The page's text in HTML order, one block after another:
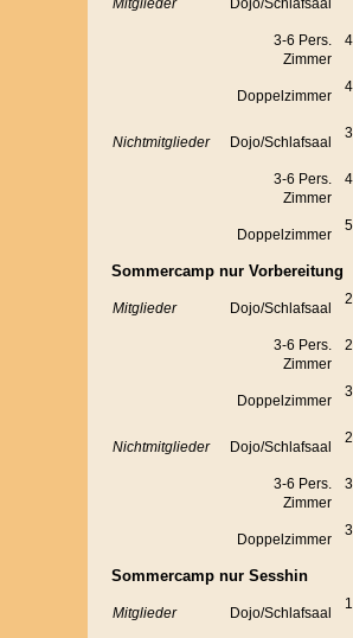
Mitglieder Dojo/Schlafsaal
3-6 Pers.
Zimmer
Doppelzimmer
Nichtmitglieder Dojo/Schlafsaal
3-6 Pers.
Zimmer
Doppelzimmer
Sommercamp nur Vorbereitung
Mitglieder Dojo/Schlafsaal
3-6 Pers.
Zimmer
Doppelzimmer
Nichtmitglieder Dojo/Schlafsaal
3-6 Pers.
Zimmer
Doppelzimmer
Sommercamp nur Sesshin
Mitglieder Dojo/Schlafsaal